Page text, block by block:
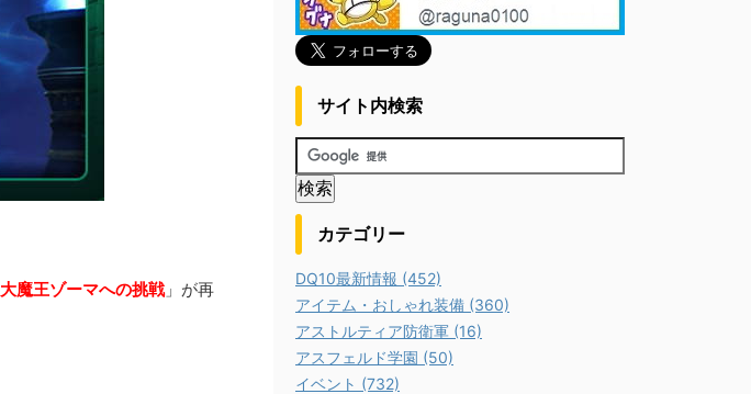
大魔王ゾーマへの挑戦」が再
サイト内検索
カテゴリー
DQ10最新情報 (452)
アイテム・おしゃれ装備 (360)
アストルティア防衛軍 (16)
アスフェルド学園 (50)
イベント (732)